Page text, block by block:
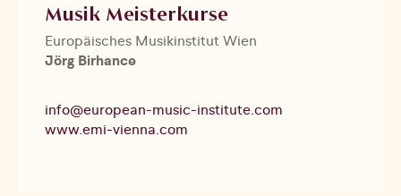
Musik Meisterkurse
Europäisches Musikinstitut Wien
Jörg Birhance
info@european-music-institute.com
www.emi-vienna.com